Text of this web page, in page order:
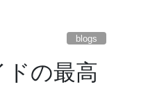
blogs
ドの最高